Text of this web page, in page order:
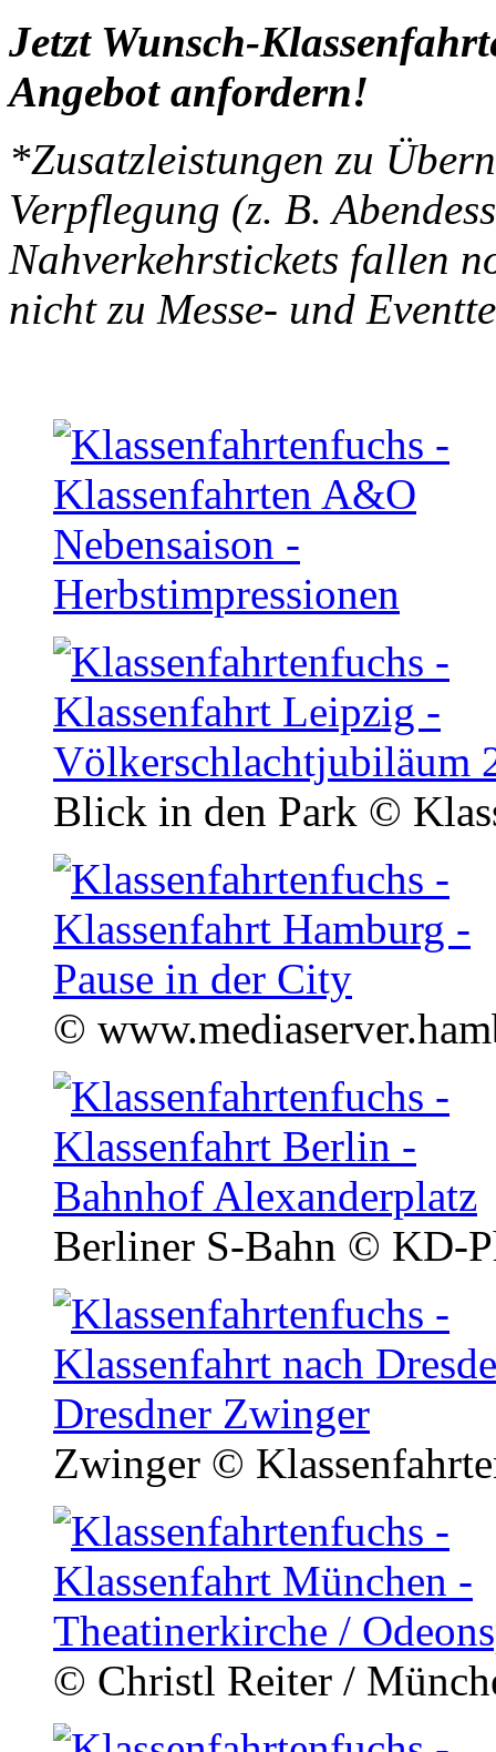
Jetzt Wunsch-
Angebot anfordern!
*Zusatzleistungen zu
Verpflegung (z. B.
Nahverkehrstickets fallen
nicht zu Messe- und
Blick in den Park ©
©
Berliner S-Bahn © KD-
Zwinger ©
© Christl Reiter /